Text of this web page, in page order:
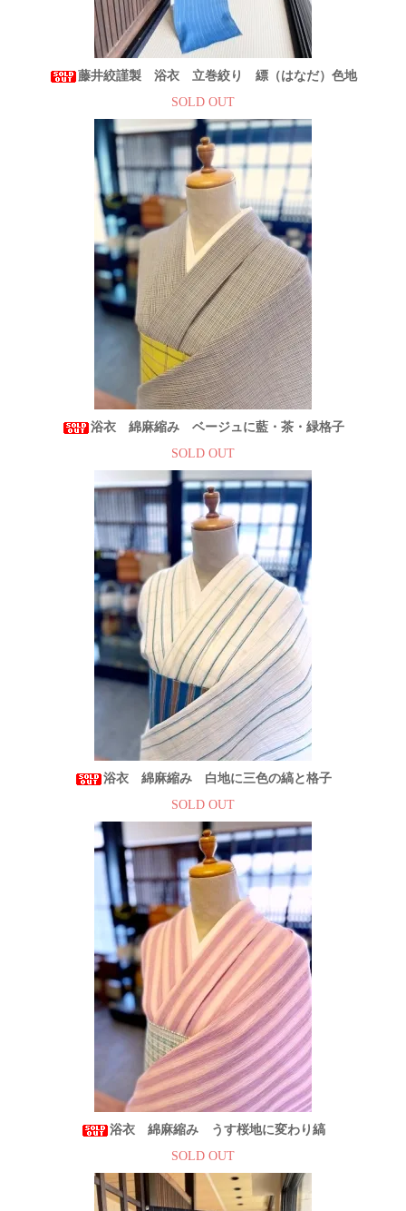
藤井絞謹製 浴衣 立巻絞り 縹（はなだ）色地
SOLD OUT
浴衣 綿麻縮み ベージュに藍・茶・緑格子
SOLD OUT
浴衣 綿麻縮み 白地に三色の縞と格子
SOLD OUT
浴衣 綿麻縮み うす桜地に変わり縞
SOLD OUT